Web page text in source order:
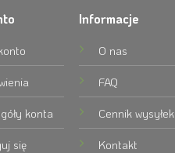
konta
się
Informacje
O nas
FAQ
Cennik wysyłek
Kontakt